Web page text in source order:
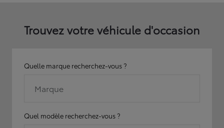
Trouvez votre véhicule d'occasion
Quelle marque recherchez-vous ?
Marque
Quel modèle recherchez-vous ?